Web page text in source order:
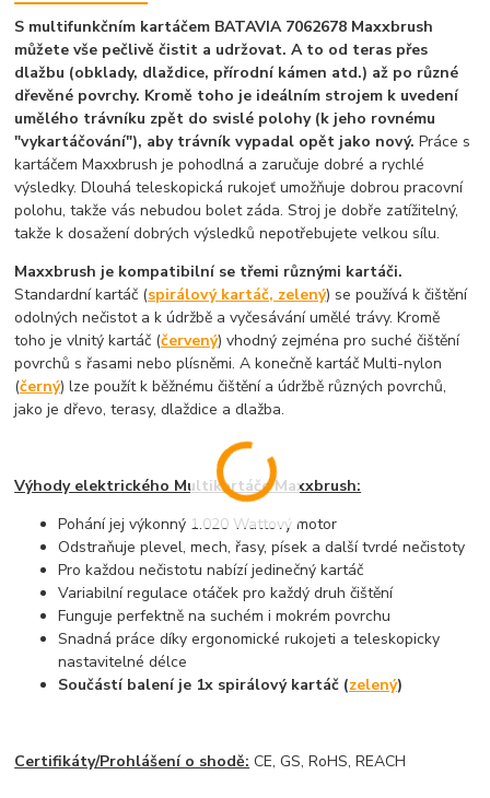
S multifunkčním kartáčem BATAVIA 7062678 Maxxbrush
můžete vše pečlivě čistit a udržovat. A to od teras přes
dlažbu (obklady, dlaždice, přírodní kámen atd.) až po různé
dřevěné povrchy. Kromě toho je ideálním strojem k uvedení
umělého trávníku zpět do svislé polohy (k jeho rovnému
"vykartáčování"), aby trávník vypadal opět jako nový.Práce s
kartáčem Maxxbrush je pohodlná a zaručuje dobré a rychlé
výsledky. Dlouhá teleskopická rukojeť umožňuje dobrou pracovní
polohu, takže vás nebudou bolet záda. Stroj je dobře zatížitelný,
takže k dosažení dobrých výsledků nepotřebujete velkou sílu.
Maxxbrush je kompatibilní se třemi různými kartáči.
Standardní kartáč (spirálový kartáč, zelený) se používá k čištění
odolných nečistot a k údržbě a vyčesávání umělé trávy. Kromě
toho je vlnitý kartáč (červený) vhodný zejména pro suché čištění
povrchů s řasami nebo plísněmi. A konečně kartáč Multi-nylon
(černý) lze použít k běžnému čištění a údržbě různých povrchů,
jako je dřevo, terasy, dlaždice a dlažba.
Výhody elektrického Multikartáče Maxxbrush:
Pohání jej výkonný 1.020 Wattový motor
Odstraňuje plevel, mech, řasy, písek a další tvrdé nečistoty
Pro každou nečistotu nabízí jedinečný kartáč
Variabilní regulace otáček pro každý druh čištění
Funguje perfektně na suchém i mokrém povrchu
Snadná práce díky ergonomické rukojeti a teleskopicky
nastavitelné délce
Součástí balení je 1x spirálový kartáč (zelený)
Certifikáty/Prohlášení o shodě: CE, GS, RoHS, REACH